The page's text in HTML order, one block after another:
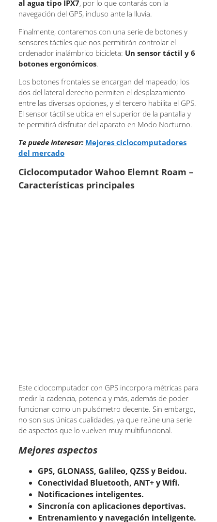
al agua tipo IPX7, por lo que contarás con la
navegación del GPS, incluso ante la lluvia.
Finalmente, contaremos con una serie de botones y
sensores táctiles que nos permitirán controlar el
ordenador inalámbrico bicicleta: Un sensor táctil y 6
botones ergonómicos.
Los botones frontales se encargan del mapeado; los
dos del lateral derecho permiten el desplazamiento
entre las diversas opciones, y el tercero habilita el GPS.
El sensor táctil se ubica en el superior de la pantalla y
te permitirá disfrutar del aparato en Modo Nocturno.
Te puede interesar: Mejores ciclocomputadores
del mercado
Ciclocomputador Wahoo Elemnt Roam –
Características principales
Este ciclocomputador con GPS incorpora métricas para
medir la cadencia, potencia y más, además de poder
funcionar como un pulsómetro decente. Sin embargo,
no son sus únicas cualidades, ya que reúne una serie
de aspectos que lo vuelven muy multifuncional.
Mejores aspectos
GPS, GLONASS, Galileo, QZSS y Beidou.
Conectividad Bluetooth, ANT+ y Wifi.
Notificaciones inteligentes.
Sincronía con aplicaciones deportivas.
Entrenamiento y navegación inteligente.